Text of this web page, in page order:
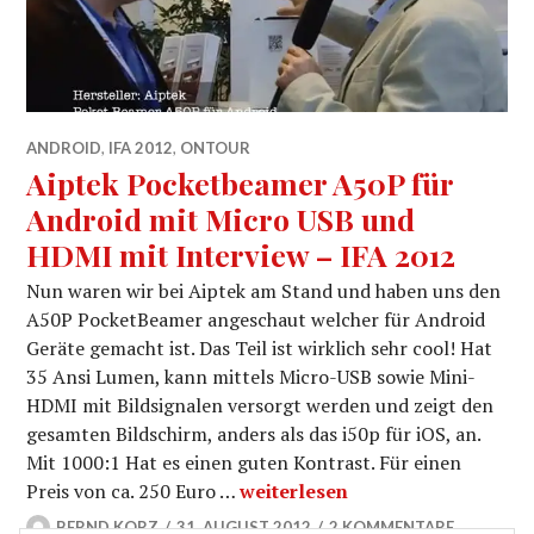
ANDROID, IFA 2012, ONTOUR
Aiptek Pocketbeamer A50P für
Android mit Micro USB und
HDMI mit Interview – IFA 2012
Nun waren wir bei Aiptek am Stand und haben uns den
A50P PocketBeamer angeschaut welcher für Android
Geräte gemacht ist. Das Teil ist wirklich sehr cool! Hat
35 Ansi Lumen, kann mittels Micro-USB sowie Mini-
HDMI mit Bildsignalen versorgt werden und zeigt den
gesamten Bildschirm, anders als das i50p für iOS, an.
Mit 1000:1 Hat es einen guten Kontrast. Für einen
Preis von ca. 250 Euro …Aiptek Pocketbeamer A50P für
weiterlesen
BERND KORZ 31. AUGUST 2012 2 KOMMENTARE